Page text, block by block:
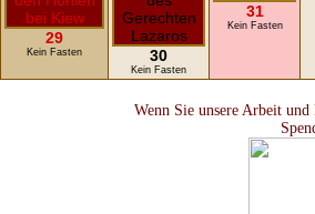
29
Kein Fasten 30
Kein Fasten
31
Kein Fasten
Wenn Sie unsere Arbeit